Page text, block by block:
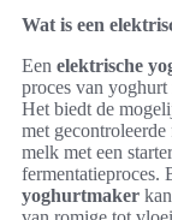
Wat is een
Een elektrische
proces van
Het biedt de
met
melk met een
fermentatieproces.
yoghurtmaker